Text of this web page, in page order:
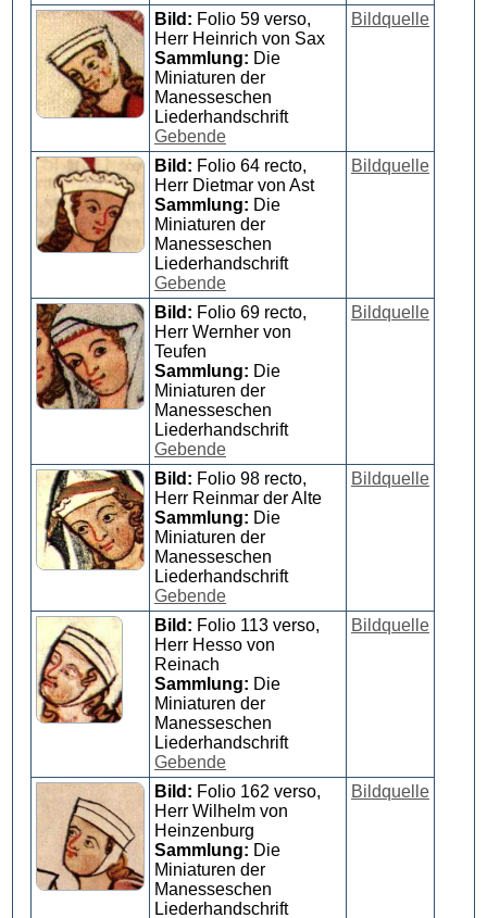
Bild: Folio 59 verso,
Herr Heinrich von Sax
Sammlung: Die
Miniaturen der
Manesseschen
Liederhandschrift
Gebende
Bildquelle
Bild: Folio 64 recto,
Herr Dietmar von Ast
Sammlung: Die
Miniaturen der
Manesseschen
Liederhandschrift
Gebende
Bildquelle
Bild: Folio 69 recto,
Herr Wernher von
Teufen
Sammlung: Die
Miniaturen der
Manesseschen
Liederhandschrift
Gebende
Bildquelle
Bild: Folio 98 recto,
Herr Reinmar der Alte
Sammlung: Die
Miniaturen der
Manesseschen
Liederhandschrift
Gebende
Bildquelle
Bild: Folio 113 verso,
Herr Hesso von
Reinach
Sammlung: Die
Miniaturen der
Manesseschen
Liederhandschrift
Gebende
Bildquelle
Bild: Folio 162 verso,
Herr Wilhelm von
Heinzenburg
Sammlung: Die
Miniaturen der
Manesseschen
Liederhandschrift
Bildquelle